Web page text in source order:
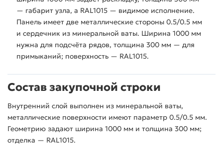
— габарит узла, а RAL1015 — видимое исполнение.
Панель имеет две металлические стороны 0.5/0.5 мм
и сердечник из минеральной ваты. Ширина 1000 мм
нужна для подсчёта рядов, толщина 300 мм — для
примыканий; поверхность — RAL1015.
Состав закупочной строки
Внутренний слой выполнен из минеральной ваты,
металлические поверхности имеют параметр 0.5/0.5 мм.
Геометрию задают ширина 1000 мм и толщина 300 мм;
отделка — RAL1015.